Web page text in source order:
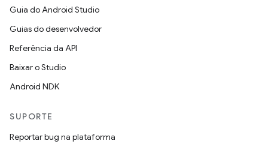
Guia do Android Studio
Guias do desenvolvedor
Referência da API
Baixar o Studio
Android NDK
SUPORTE
Reportar bug na plataforma